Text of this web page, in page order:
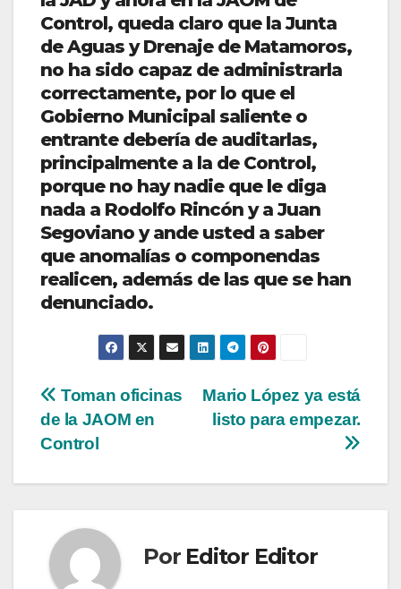
Control, queda claro que la Junta
de Aguas y Drenaje de Matamoros,
no ha sido capaz de administrarla
correctamente, por lo que el
Gobierno Municipal saliente o
entrante debería de auditarlas,
principalmente a la de Control,
porque no hay nadie que le diga
nada a Rodolfo Rincón y a Juan
Segoviano y ande usted a saber
que anomalías o componendas
realicen, además de las que se han
denunciado.
Navegación
de
entradas
Mario López ya está
listo para empezar.
Toman oficinas
de la JAOM en
Control
Por Editor Editor